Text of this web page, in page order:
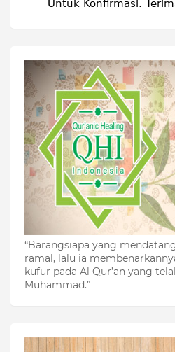
“Barangsiapa yang
ramal, lalu ia
kufur pada Al Qur’an yang
Muhammad.”